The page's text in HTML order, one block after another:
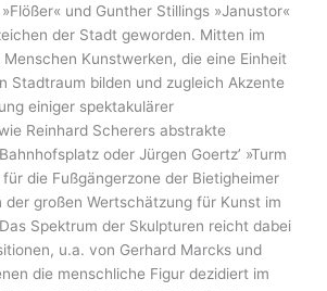
und Gunther Stillings »Janustor«
der Stadt geworden. Mitten im
Kunstwerken, die eine Einheit
Stadtraum bilden und zugleich Akzente
einiger spektakulärer
Reinhard Scherers abstrakte
oder Jürgen Goertz’ »Turm
die Fußgängerzone der Bietigheimer
der großen Wertschätzung für Kunst im
Spektrum der Skulpturen reicht dabei
u.a. von Gerhard Marcks und
die menschliche Figur dezidiert im